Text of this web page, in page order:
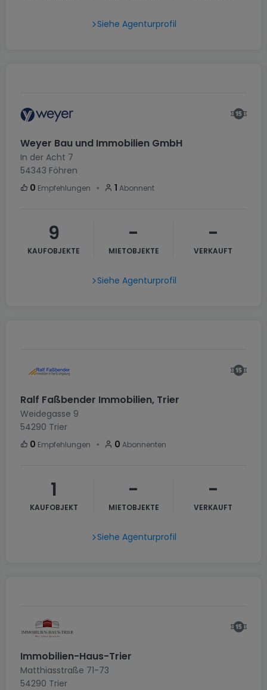
Siehe Agenturprofil
Weyer Bau und Immobilien GmbH
In der Acht 7
54343 Föhren
0 Empfehlungen ・ 1 Abonnent
9
KAUFOBJEKTE
-
MIETOBJEKTE
-
VERKAUFT
Siehe Agenturprofil
Ralf Faßbender Immobilien, Trier
Weidegasse 9
54290 Trier
0 Empfehlungen ・ 0 Abonnenten
1
KAUFOBJEKT
-
MIETOBJEKTE
-
VERKAUFT
Siehe Agenturprofil
Immobilien-Haus-Trier
Matthiasstraße 71-73
54290 Trier